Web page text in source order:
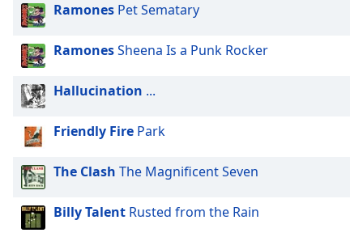
Beginning
dialog
window.
Escape
window.
Text
Ramones Pet Sematary
RamonesSheena Is a Punk Rocker
Hallucination ...
Friendly Fire Park
The Clash The Magnificent Seven
Billy Talent Rusted from the Rain